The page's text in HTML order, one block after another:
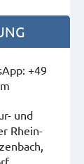
+49
und
Rhein-